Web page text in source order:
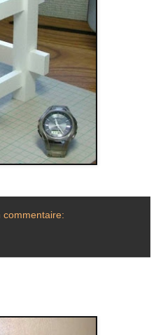
commentaire: